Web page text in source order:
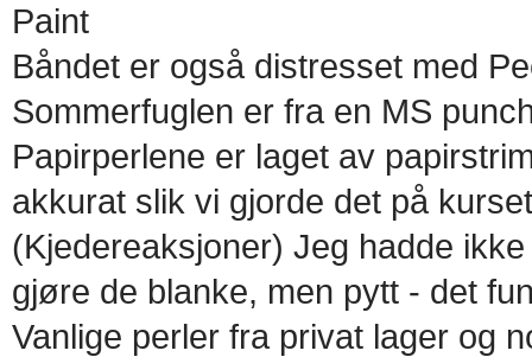
Paint
Båndet er også distresset med
Sommerfuglen er fra en MS
Papirperlene er laget av
akkurat slik vi gjorde det på
(Kjedereaksjoner) Jeg hadde
gjøre de blanke, men pytt - det
Vanlige perler fra privat lager og